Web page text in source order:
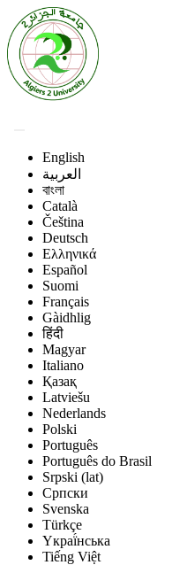
English
العربية
বাংলা
Català
Čeština
Deutsch
Ελληνικά
Español
Suomi
Français
Gàidhlig
हिंदी
Magyar
Italiano
Қазақ
Latviešu
Nederlands
Polski
Português
Português do Brasil
Srpski (lat)
Српски
Svenska
Türkçe
Yкраї́нська
Tiếng Việt